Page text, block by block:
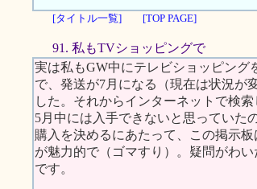
[タイトル一覧] [TOP PAGE]
91. 私もTVショッピングで
実は私もGW中にテレビショッピン
で、発送が7月になる（現在は状況が
した。それからインターネットで検
5月中には入手できないと思っていた
購入を決めるにあたって、この掲示
が魅力的で（ゴマすり）。疑問がわ
です。